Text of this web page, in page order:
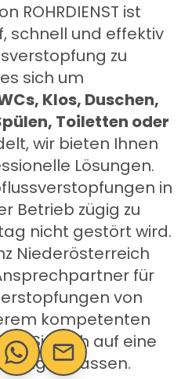
ROHRDIENST ist
schnell und effektiv
zu
sich um
Klos, Duschen,
Toiletten oder
wir bieten Ihnen
Lösungen.
in
Betrieb zügig zu
nicht gestört wird.
Niederösterreich
für
von
kompetenten
Sie sich auf eine
verlassen.